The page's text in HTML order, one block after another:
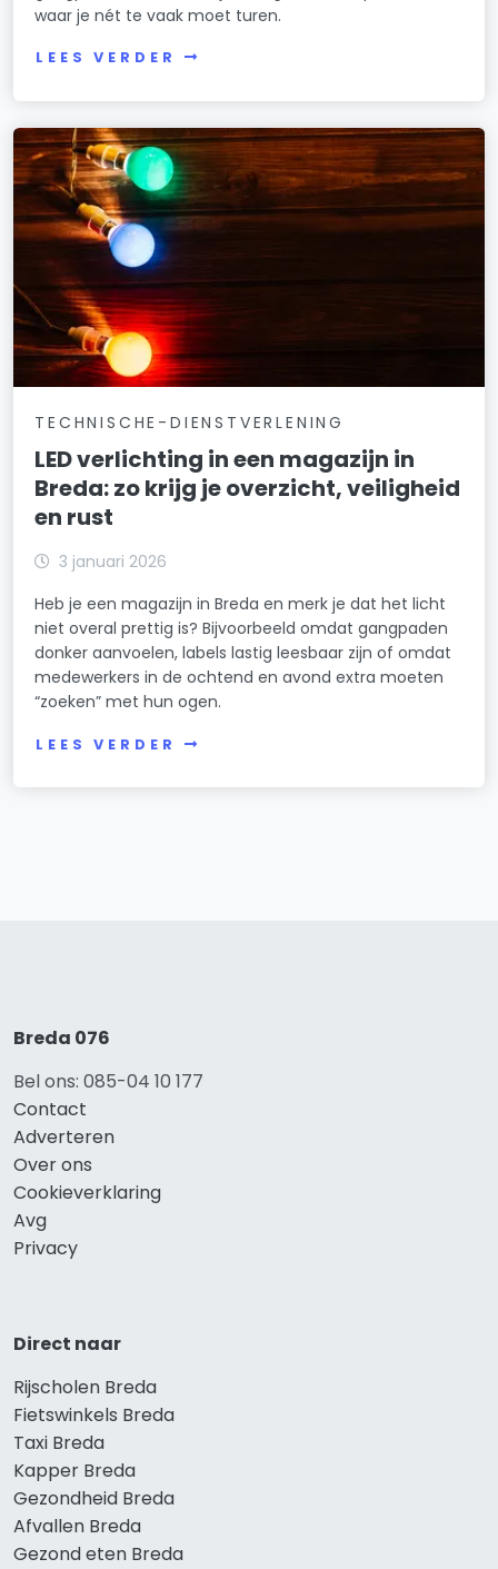
waar je nét te vaak moet turen.
LEES VERDER
TECHNISCHE-DIENSTVERLENING
LED verlichting in een magazijn in
Breda: zo krijg je overzicht, veiligheid
en rust
3 januari 2026
Heb je een magazijn in Breda en merk je dat het licht
niet overal prettig is? Bijvoorbeeld omdat gangpaden
donker aanvoelen, labels lastig leesbaar zijn of omdat
medewerkers in de ochtend en avond extra moeten
“zoeken” met hun ogen.
LEES VERDER
Breda 076
Bel ons: 085-04 10 177
Contact
Adverteren
Over ons
Cookieverklaring
Avg
Privacy
Direct naar
Rijscholen Breda
Fietswinkels Breda
Taxi Breda
Kapper Breda
Gezondheid Breda
Afvallen Breda
Gezond eten Breda